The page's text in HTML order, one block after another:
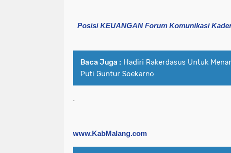
Posisi KEUANGAN Forum Komunikasi
Baca Juga : Hadiri Rakerdasus Untuk
Puti Guntur Soekarno
.
www.KabMalang.com